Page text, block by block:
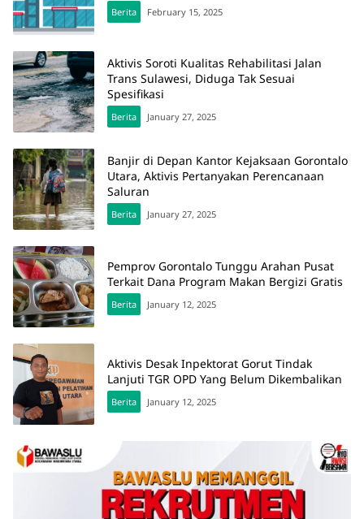
Berita February 15, 2025
Aktivis Soroti Kualitas Rehabilitasi Jalan
Trans Sulawesi, Diduga Tak Sesuai
Spesifikasi
Berita January 27, 2025
Banjir di Depan Kantor Kejaksaan Gorontalo
Utara, Aktivis Pertanyakan Perencanaan
Saluran
Berita January 27, 2025
Pemprov Gorontalo Tunggu Arahan Pusat
Terkait Dana Program Makan Bergizi Gratis
Berita January 12, 2025
Aktivis Desak Inpektorat Gorut Tindak
Lanjuti TGR OPD Yang Belum Dikembalikan
Berita January 12, 2025